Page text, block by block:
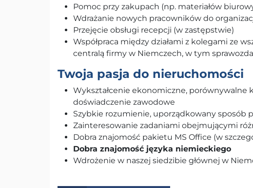
Pomoc przy zakupach (np. materiałów
Wdrażanie nowych pracowników do
Przejęcie obsługi recepcji (w zastępstwie)
Współpraca między działami z kolegami ze
centralą firmy w Niemczech, w tym
Twoja pasja do nieruchomości
Wykształcenie ekonomiczne,
doświadczenie zawodowe
Szybkie rozumienie, uporządkowany sposób
Zainteresowanie zadaniami obejmującymi
Dobra znajomość pakietu MS Office (w
Dobra znajomość języka niemieckiego
Wdrożenie w naszej siedzibie głównej w